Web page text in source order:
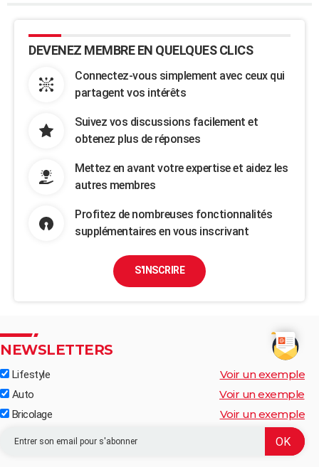
DEVENEZ MEMBRE EN QUELQUES CLICS
Connectez-vous simplement avec ceux qui
partagent vos intérêts
Suivez vos discussions facilement et
obtenez plus de réponses
Mettez en avant votre expertise et aidez les
autres membres
Profitez de nombreuses fonctionnalités
supplémentaires en vous inscrivant
S'INSCRIRE
NEWSLETTERS
Lifestyle Voir un exemple
Auto Voir un exemple
Bricolage Voir un exemple